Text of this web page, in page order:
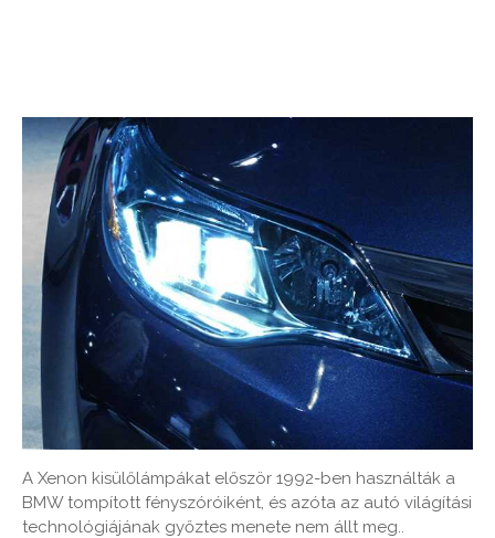
A Xenon kisülőlámpákat először 1992-ben használták a
BMW tompított fényszóróiként, és azóta az autó világítási
technológiájának győztes menete nem állt meg..